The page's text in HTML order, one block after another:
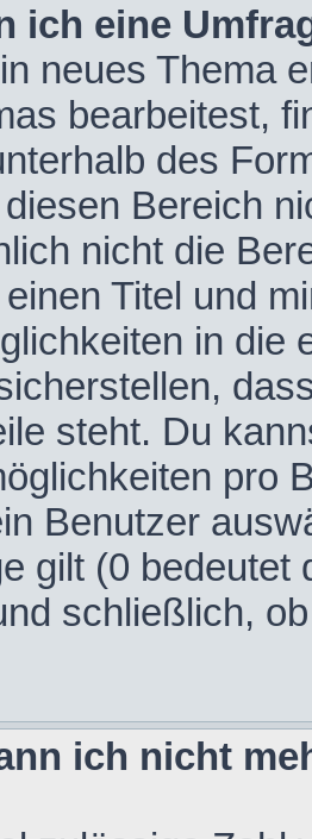
ich eine
neues Thema
bearbeitest,
des
Bereich
nicht die
Titel und
in die
steht. Du
pro
Benutzer
gilt (0 bedeutet
schließlich,
ich nicht